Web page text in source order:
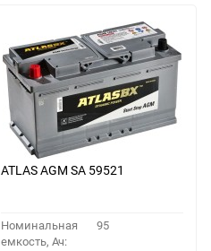
ATLAS AGM SA 59521
Номинальная
емкость, Ач:
95